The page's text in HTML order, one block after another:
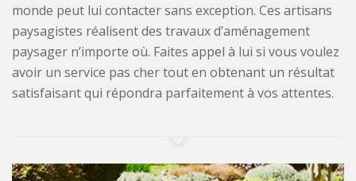
monde peut lui contacter sans exception. Ces artisans
paysagistes réalisent des travaux d’aménagement
paysager n’importe où. Faites appel à lui si vous voulez
avoir un service pas cher tout en obtenant un résultat
satisfaisant qui répondra parfaitement à vos attentes.